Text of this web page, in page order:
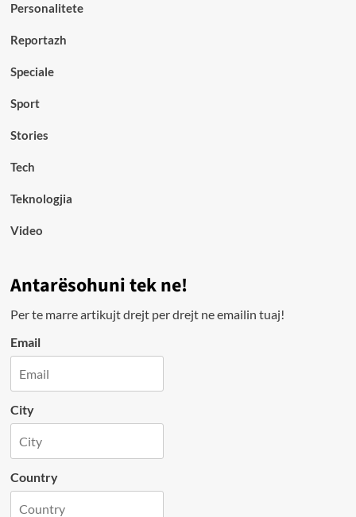
Personalitete
Reportazh
Speciale
Sport
Stories
Tech
Teknologjia
Video
Antarësohuni tek ne!
Per te marre artikujt drejt per drejt ne emailin tuaj!
Email
City
Country